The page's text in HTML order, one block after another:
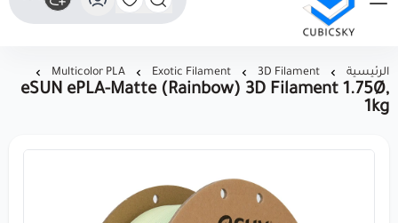
مؤسسة كيوبك سكاي
الرئيسية 3D Filament
Exotic Filament
Multicolor PLA
eSUN ePLA-Matte (Rainbow) 3D Filament 1.75Ø,
1kg